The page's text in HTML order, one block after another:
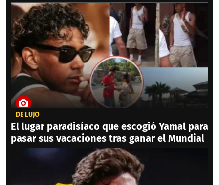
DE LUJO
El lugar paradisíaco que escogió Yamal para
pasar sus vacaciones tras ganar el Mundial